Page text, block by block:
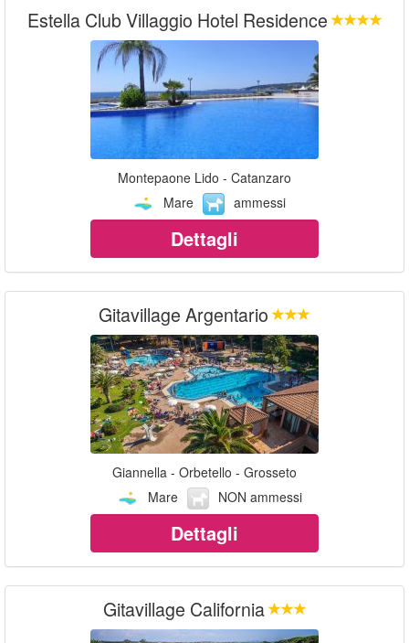
Estella Club Villaggio Hotel Residence
Montepaone Lido - Catanzaro
Mare
ammessi
Dettagli
Gitavillage Argentario
Giannella - Orbetello - Grosseto
Mare
NON ammessi
Dettagli
Gitavillage California